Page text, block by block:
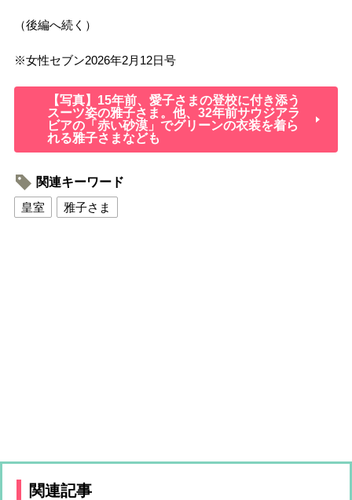
（後編へ続く）
※女性セブン2026年2月 12日号
【写真】15年前、愛子さまの登校に付き添う
スーツ姿の雅子さま。他、32年前サウジアラ
ビアの「赤い砂漠」でグリーンの衣装を着ら
れる雅子さまなども
関連キーワード
皇室
雅子さま
関連記事